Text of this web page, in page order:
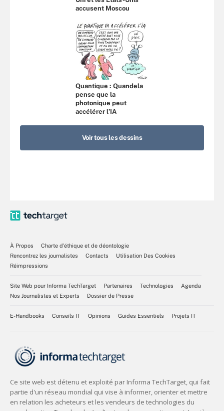
accusent Moscou
Quantique : Quandela
pense que la
photonique peut
accélérer l’IA
Voir tous les dessins
À Propos
Charte d’éthique et de déontologie
Rencontrez les journalistes
Contacts
Utilisation Des Cookies
Réimpressions
Site Web pour Informa TechTarget Partenaires Technologies
Agenda
Nos Journalistes et Experts
Dossier de Presse
E-Handbooks Conseils IT Opinions Guides Essentiels Projets IT